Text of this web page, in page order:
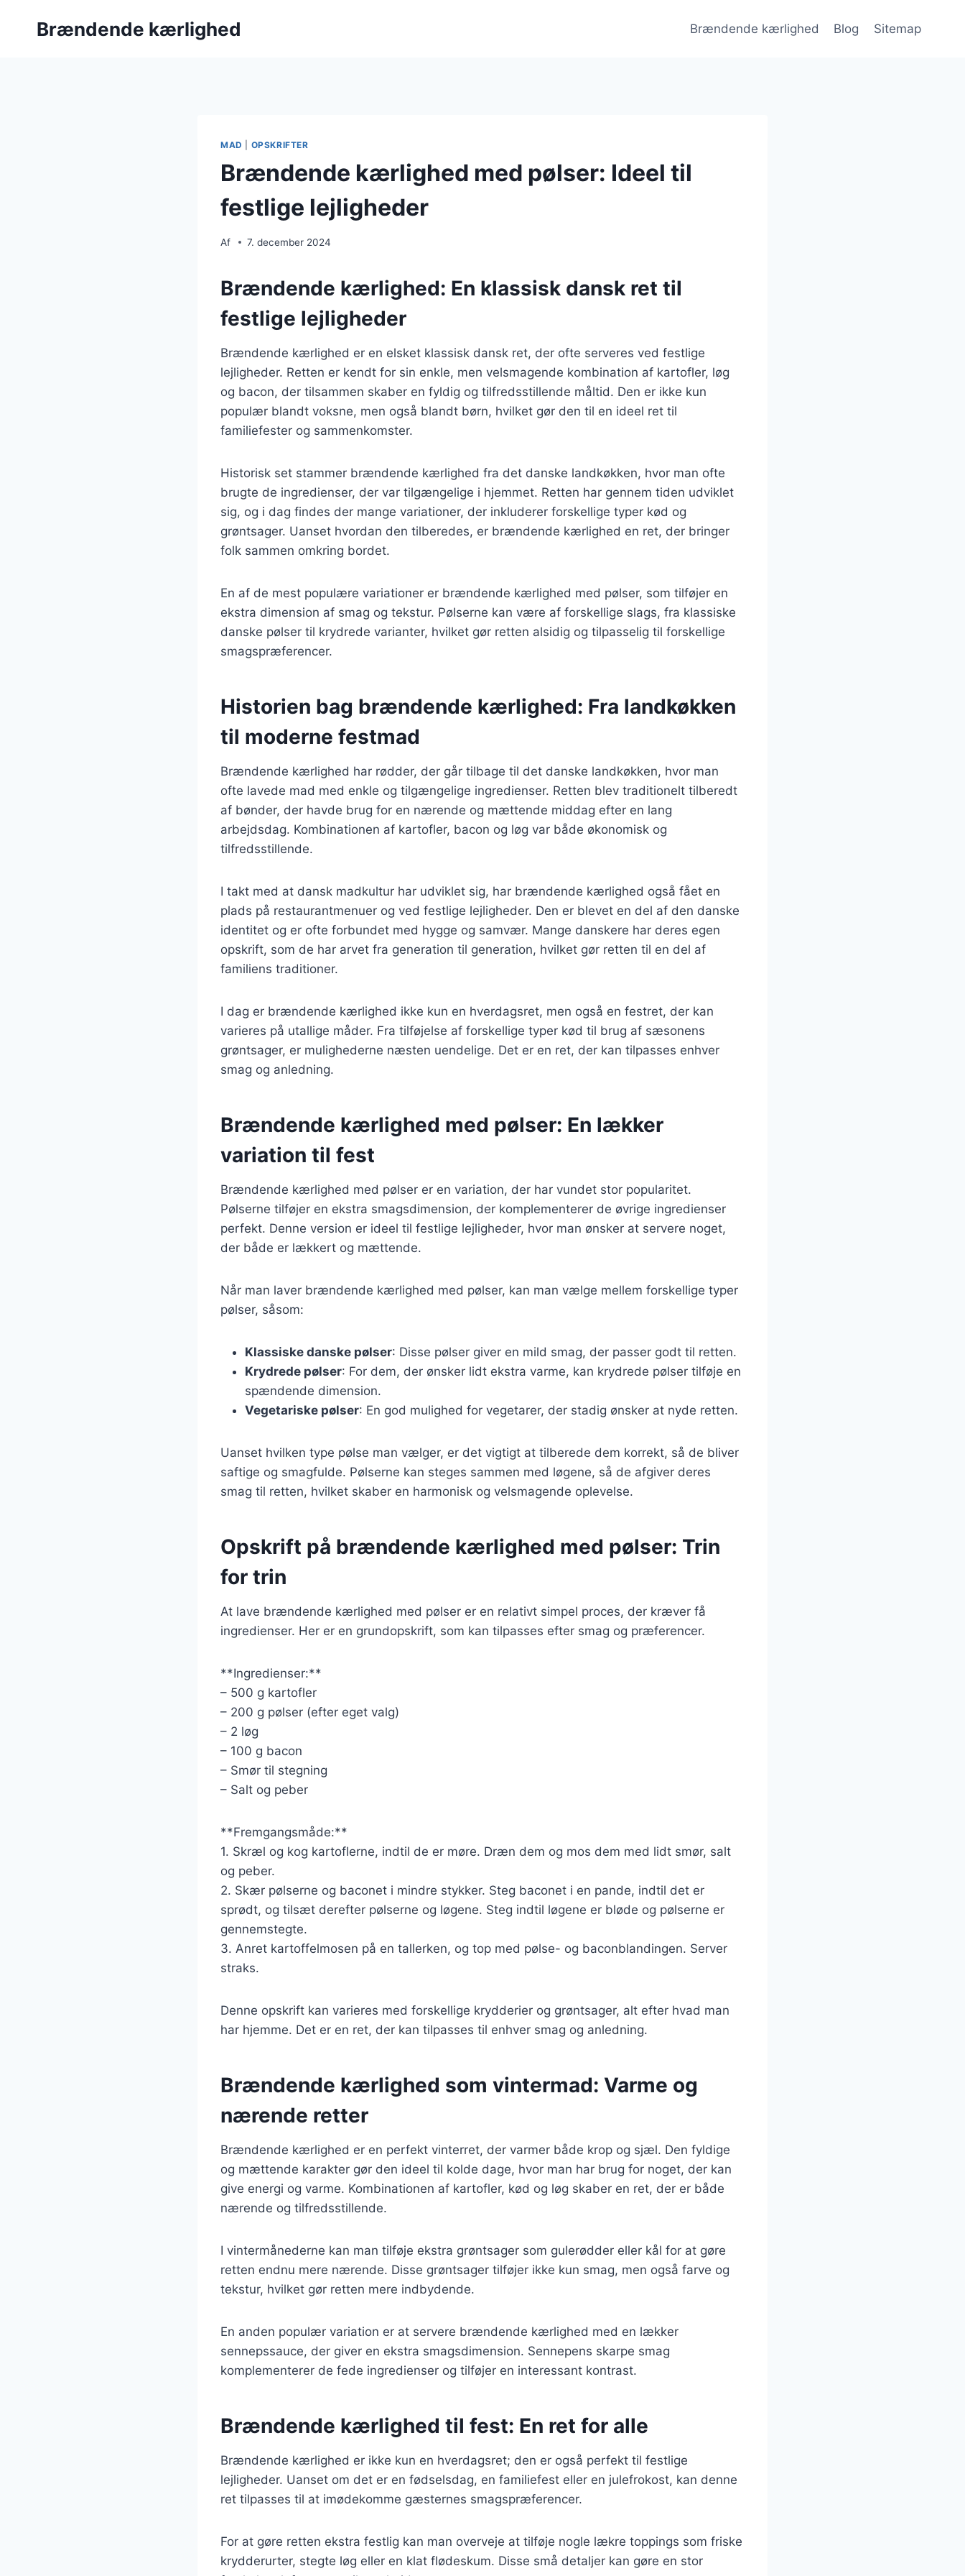
Brændende kærlighed Brændende kærlighed Blog Sitemap
MAD OPSKRIFTER
Brændende kærlighed med pølser: Ideel til
festlige lejligheder
Af 7. december 2024
Brændende kærlighed: En klassisk dansk ret til
festlige lejligheder
Brændende kærlighed er en elsket klassisk dansk ret, der ofte serveres ved festlige
lejligheder. Retten er kendt for sin enkle, men velsmagende kombination af kartofler, løg
og bacon, der tilsammen skaber en fyldig og tilfredsstillende måltid. Den er ikke kun
populær blandt voksne, men også blandt børn, hvilket gør den til en ideel ret til
familiefester og sammenkomster.
Historisk set stammer brændende kærlighed fra det danske landkøkken, hvor man ofte
brugte de ingredienser, der var tilgængelige i hjemmet. Retten har gennem tiden udviklet
sig, og i dag findes der mange variationer, der inkluderer forskellige typer kød og
grøntsager. Uanset hvordan den tilberedes, er brændende kærlighed en ret, der bringer
folk sammen omkring bordet.
En af de mest populære variationer er brændende kærlighed med pølser, som tilføjer en
ekstra dimension af smag og tekstur. Pølserne kan være af forskellige slags, fra klassiske
danske pølser til krydrede varianter, hvilket gør retten alsidig og tilpasselig til forskellige
smagspræferencer.
Historien bag brændende kærlighed: Fra landkøkken
til moderne festmad
Brændende kærlighed har rødder, der går tilbage til det danske landkøkken, hvor man
ofte lavede mad med enkle og tilgængelige ingredienser. Retten blev traditionelt tilberedt
af bønder, der havde brug for en nærende og mættende middag efter en lang
arbejdsdag. Kombinationen af kartofler, bacon og løg var både økonomisk og
tilfredsstillende.
I takt med at dansk madkultur har udviklet sig, har brændende kærlighed også fået en
plads på restaurantmenuer og ved festlige lejligheder. Den er blevet en del af den danske
identitet og er ofte forbundet med hygge og samvær. Mange danskere har deres egen
opskrift, som de har arvet fra generation til generation, hvilket gør retten til en del af
familiens traditioner.
I dag er brændende kærlighed ikke kun en hverdagsret, men også en festret, der kan
varieres på utallige måder. Fra tilføjelse af forskellige typer kød til brug af sæsonens
grøntsager, er mulighederne næsten uendelige. Det er en ret, der kan tilpasses enhver
smag og anledning.
Brændende kærlighed med pølser: En lækker
variation til fest
Brændende kærlighed med pølser er en variation, der har vundet stor popularitet.
Pølserne tilføjer en ekstra smagsdimension, der komplementerer de øvrige ingredienser
perfekt. Denne version er ideel til festlige lejligheder, hvor man ønsker at servere noget,
der både er lækkert og mættende.
Når man laver brændende kærlighed med pølser, kan man vælge mellem forskellige typer
pølser, såsom:
Klassiske danske pølser: Disse pølser giver en mild smag, der passer godt til retten.
Krydrede pølser: For dem, der ønsker lidt ekstra varme, kan krydrede pølser tilføje en
spændende dimension.
Vegetariske pølser: En god mulighed for vegetarer, der stadig ønsker at nyde retten.
Uanset hvilken type pølse man vælger, er det vigtigt at tilberede dem korrekt, så de bliver
saftige og smagfulde. Pølserne kan steges sammen med løgene, så de afgiver deres
smag til retten, hvilket skaber en harmonisk og velsmagende oplevelse.
Opskrift på brændende kærlighed med pølser: Trin
for trin
At lave brændende kærlighed med pølser er en relativt simpel proces, der kræver få
ingredienser. Her er en grundopskrift, som kan tilpasses efter smag og præferencer.
**Ingredienser:**
– 500 g kartofler
– 200 g pølser (efter eget valg)
– 2 løg
– 100 g bacon
– Smør til stegning
– Salt og peber
**Fremgangsmåde:**
1. Skræl og kog kartoflerne, indtil de er møre. Dræn dem og mos dem med lidt smør, salt
og peber.
2. Skær pølserne og baconet i mindre stykker. Steg baconet i en pande, indtil det er
sprødt, og tilsæt derefter pølserne og løgene. Steg indtil løgene er bløde og pølserne er
gennemstegte.
3. Anret kartoffelmosen på en tallerken, og top med pølse- og baconblandingen. Server
straks.
Denne opskrift kan varieres med forskellige krydderier og grøntsager, alt efter hvad man
har hjemme. Det er en ret, der kan tilpasses til enhver smag og anledning.
Brændende kærlighed som vintermad: Varme og
nærende retter
Brændende kærlighed er en perfekt vinterret, der varmer både krop og sjæl. Den fyldige
og mættende karakter gør den ideel til kolde dage, hvor man har brug for noget, der kan
give energi og varme. Kombinationen af kartofler, kød og løg skaber en ret, der er både
nærende og tilfredsstillende.
I vintermånederne kan man tilføje ekstra grøntsager som gulerødder eller kål for at gøre
retten endnu mere nærende. Disse grøntsager tilføjer ikke kun smag, men også farve og
tekstur, hvilket gør retten mere indbydende.
En anden populær variation er at servere brændende kærlighed med en lækker
sennepssauce, der giver en ekstra smagsdimension. Sennepens skarpe smag
komplementerer de fede ingredienser og tilføjer en interessant kontrast.
Brændende kærlighed til fest: En ret for alle
Brændende kærlighed er ikke kun en hverdagsret; den er også perfekt til festlige
lejligheder. Uanset om det er en fødselsdag, en familiefest eller en julefrokost, kan denne
ret tilpasses til at imødekomme gæsternes smagspræferencer.
For at gøre retten ekstra festlig kan man overveje at tilføje nogle lækre toppings som friske
krydderurter, stegte løg eller en klat flødeskum. Disse små detaljer kan gøre en stor